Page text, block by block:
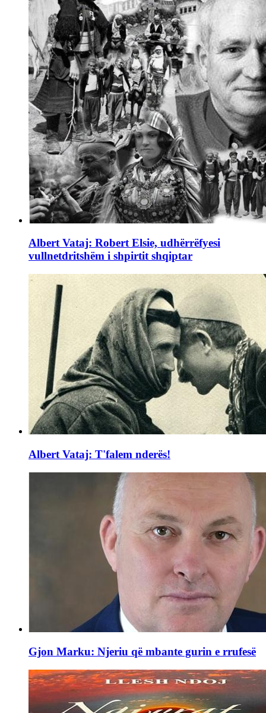
Albert Vataj: Robert Elsie, udhërrëfyesi
vullnetdritshëm i shpirtit shqiptar
Albert Vataj: T'falem nderës!
Gjon Marku: Njeriu që mbante gurin e rrufesë